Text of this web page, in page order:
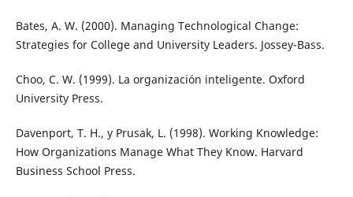
Bates, A. W. (2000). Managing Technological Change:
Strategies for College and University Leaders. Jossey-Bass.
Choo, C. W. (1999). La organización inteligente. Oxford
University Press.
Davenport, T. H., y Prusak, L. (1998). Working Knowledge:
How Organizations Manage What They Know. Harvard
Business School Press.